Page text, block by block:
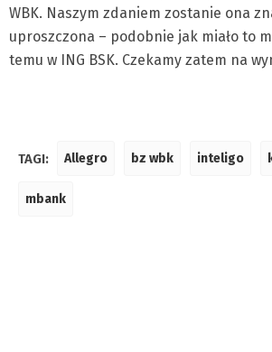
WBK. Naszym zdaniem zostanie ona
uproszczona – podobnie jak miało to
temu w ING BSK. Czekamy zatem na
TAGI: Allegro bz wbk inteligo
mbank